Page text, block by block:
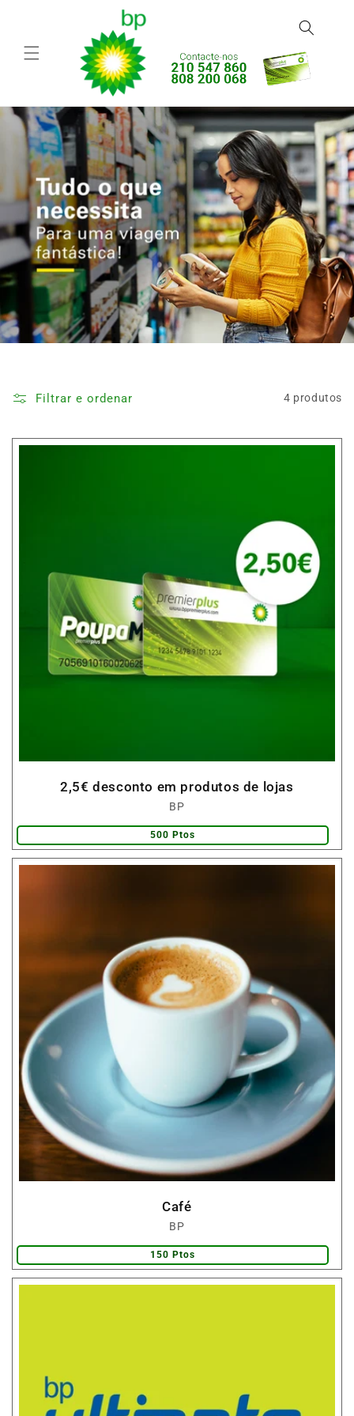
Filtrar e ordenar 4 produtos
2,5€ desconto em produtos de lojas
Fornecedor:
BP
500 Ptos
Café
Fornecedor:
BP
150 Ptos